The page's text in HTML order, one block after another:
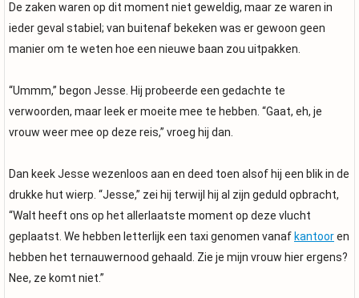
De zaken waren op dit moment niet geweldig, maar ze waren in
ieder geval stabiel; van buitenaf bekeken was er gewoon geen
manier om te weten hoe een nieuwe baan zou uitpakken.
“Ummm,” begon Jesse. Hij probeerde een gedachte te
verwoorden, maar leek er moeite mee te hebben. “Gaat, eh, je
vrouw weer mee op deze reis,” vroeg hij dan.
Dan keek Jesse wezenloos aan en deed toen alsof hij een blik in de
drukke hut wierp. “Jesse,” zei hij terwijl hij al zijn geduld opbracht,
“Walt heeft ons op het allerlaatste moment op deze vlucht
geplaatst. We hebben letterlijk een taxi genomen vanaf kantooren
hebben het ternauwernood gehaald. Zie je mijn vrouw hier ergens?
Nee, ze komt niet.”